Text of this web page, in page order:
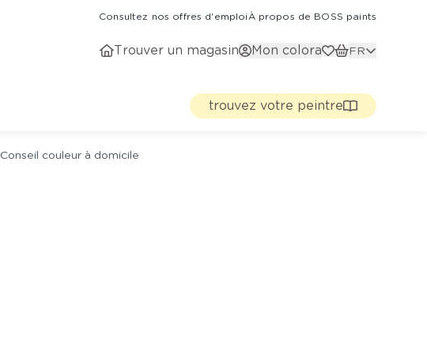
Consultez nos offres d'emploiÀ propos de BOSS paints
Trouver un magasin Mon colora FR
trouvez votre peintre
Conseil couleur à domicile